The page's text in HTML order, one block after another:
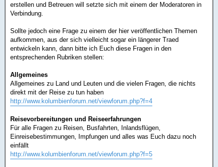
erstellen und Betreuen will setzte sich mit einem der Moderatoren in
Verbindung.
Sollte jedoch eine Frage zu einem der hier veröffentlichen Themen
aufkommen, aus der sich vielleicht sogar ein längerer Traed
entwickeln kann, dann bitte ich Euch diese Fragen in den
entsprechenden Rubriken stellen:
Allgemeines
Allgemeines zu Land und Leuten und die vielen Fragen, die nichts
direkt mit der Reise zu tun haben
http://www.kolumbienforum.net/viewforum.php?f=4
Reisevorbereitungen und Reiseerfahrungen
Für alle Fragen zu Reisen, Busfahrten, Inlandsflügen,
Einreisebestimmungen, Impfungen und alles was Euch dazu noch
einfällt
http://www.kolumbienforum.net/viewforum.php?f=5